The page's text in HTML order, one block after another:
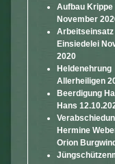
Aufbau Krippe
November
Arbeitseinsatz
Einsiedelei
2020
Heldenehrung
Allerheiligen
Beerdigung
Hans
Hermine
Orion